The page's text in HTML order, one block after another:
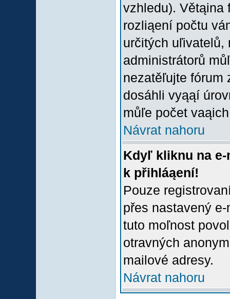
vzhledu). Větąina
rozliąení počtu
určitých uľivatelů,
administrátorů
nezatěľujte fórum
dosáhli vyąąí
můľe počet
Návrat nahoru
Kdyľ kliknu na
k přihláąení!
Pouze
přes nastavený
tuto moľnost
otravných
mailové adresy.
Návrat nahoru